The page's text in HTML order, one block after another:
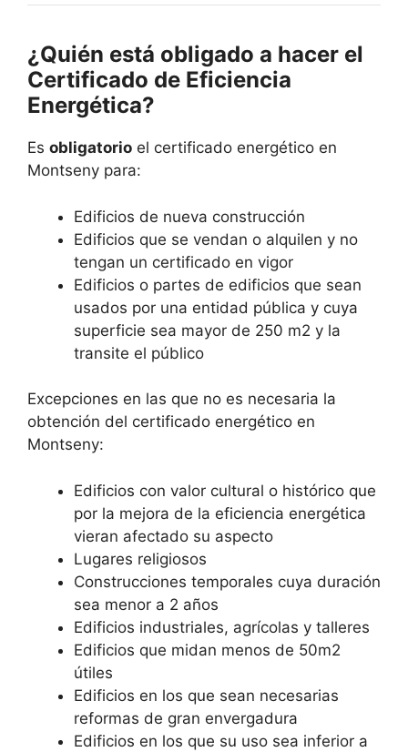
¿Quién está obligado a hacer el
Certificado de Eficiencia
Energética?
Es obligatorio el certificado energético en
Montseny para:
Edificios de nueva construcción
Edificios que se vendan o alquilen y no
tengan un certificado en vigor
Edificios o partes de edificios que sean
usados por una entidad pública y cuya
superficie sea mayor de 250 m2 y la
transite el público
Excepciones en las que no es necesaria la
obtención del certificado energético en
Montseny:
Edificios con valor cultural o histórico que
por la mejora de la eficiencia energética
vieran afectado su aspecto
Lugares religiosos
Construcciones temporales cuya duración
sea menor a 2 años
Edificios industriales, agrícolas y talleres
Edificios que midan menos de 50m2
útiles
Edificios en los que sean necesarias
reformas de gran envergadura
Edificios en los que su uso sea inferior a